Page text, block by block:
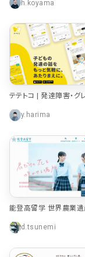
支援・就労継続支援・就
h.koyama
テテトコ | 発達障害・グ
y.harima
能登高留学 世界農業遺
d.tsunemi